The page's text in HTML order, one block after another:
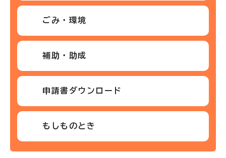
ごみ・環境
補助・助成
申請書ダウンロード
もしものとき